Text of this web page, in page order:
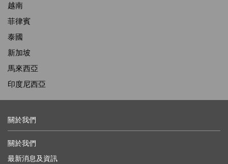
越南
菲律賓
泰國
新加坡
馬來西亞
印度尼西亞
關於我們
關於我們
最新消息及資訊